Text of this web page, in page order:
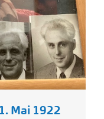
Mai 1922